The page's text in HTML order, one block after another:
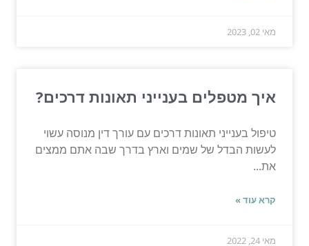
מאי 02, 2023
איך מטפלים בענייני תאונות דרכים?
טיפול בענייני תאונות דרכים עם עורך דין מנוסה עשוי
לעשות הבדל של שמים וארץ בדרך שבה אתם ממצים
את...
קרא עוד »
מאי 24, 2022